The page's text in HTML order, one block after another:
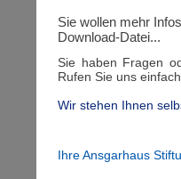
Sie wollen mehr
Download-Datei...
Sie haben Fragen
Rufen Sie uns
Wir stehen Ihnen
Ihre Ansgarhaus